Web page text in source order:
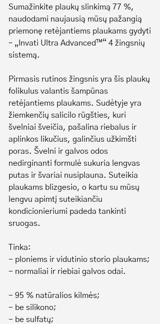
Sumažinkite plaukų slinkimą 77 %,
naudodami naujausią mūsų pažangią
priemonę retėjantiems plaukams gydyti
– „Invati Ultra Advanced™“ 4 žingsnių
sistemą.
Pirmasis rutinos žingsnis yra šis plaukų
folikulus valantis šampūnas
retėjantiems plaukams. Sudėtyje yra
žiemkenčių salicilo rūgšties, kuri
švelniai šveičia, pašalina riebalus ir
aplinkos likučius, galinčius užkimšti
poras. Švelni ir galvos odos
nedirginanti formulė sukuria lengvas
putas ir švariai nusiplauna. Suteikia
plaukams blizgesio, o kartu su mūsų
lengvu apimtį suteikiančiu
kondicionieriumi padeda tankinti
sruogas.
Tinka:
- ploniems ir vidutinio storio plaukams;
- normaliai ir riebiai galvos odai.
- 95 % natūralios kilmės;
- be silikono;
- be sulfatų;